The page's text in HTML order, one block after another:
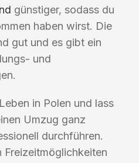
günstiger, sodass du
haben wirst. Die
gut und es gibt ein
und
in Polen und lass
Umzug ganz
durchführen.
Freizeitmöglichkeiten